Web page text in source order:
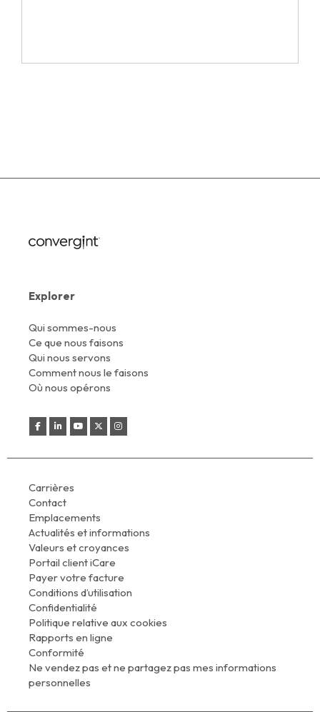
Explorer
Qui sommes-nous
Ce que nous faisons
Qui nous servons
Comment nous le faisons
Où nous opérons
Carrières
Contact
Emplacements
Actualités et informations
Valeurs et croyances
Portail client iCare
Payer votre facture
Conditions d’utilisation
Confidentialité
Politique relative aux cookies
Rapports en ligne
Conformité
Ne vendez pas et ne partagez pas mes informations
personnelles